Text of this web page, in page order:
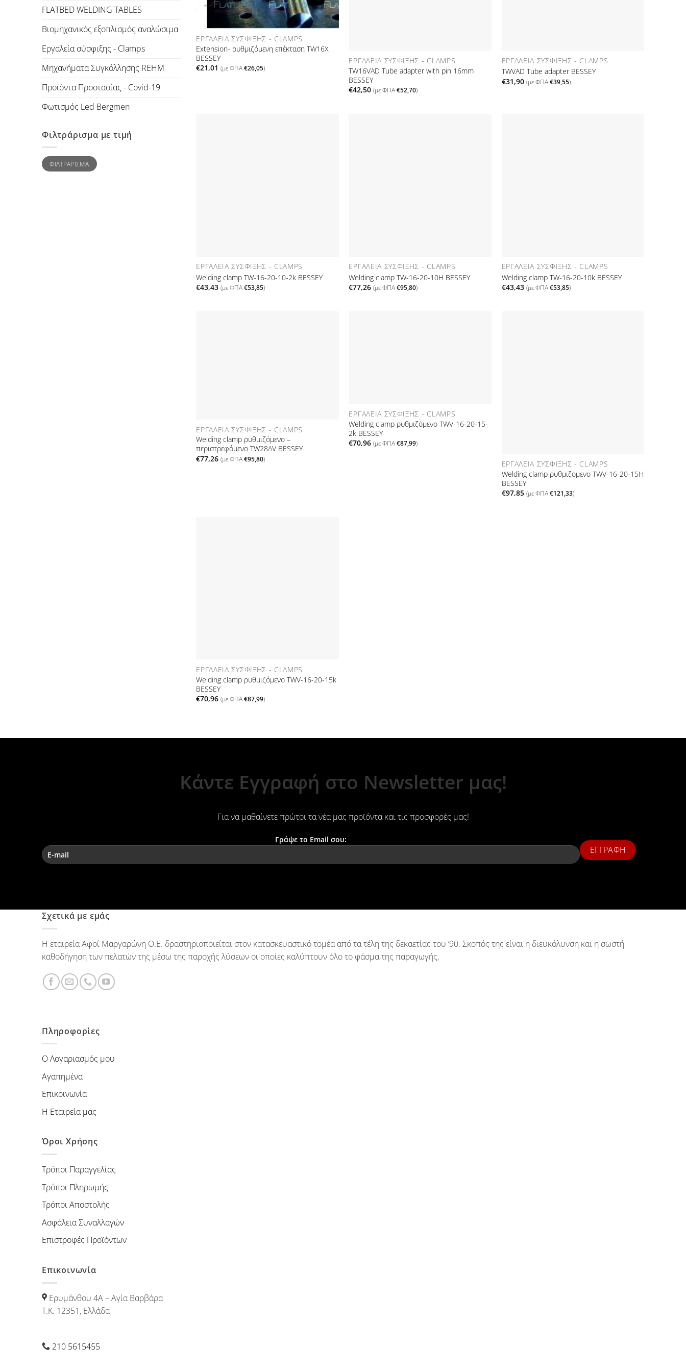
FLATBED WELDING TABLES
Βιομηχανικός εξοπλισμός αναλώσιμα
Εργαλεία σύσφιξης - Clamps
Μηχανήματα Συγκόλλησης REHM
Προϊόντα Προστασίας - Covid-19
Φωτισμός Led Bergmen
Φιλτράρισμα με τιμή
Ελάχιστη
τιμή
Μέγιστη
τιμήΦΙΛΤΡΆΡΙΣΜΑ
ΕΡΓΑΛΕΊΑ ΣΎΣΦΙΞΗΣ - CLAMPS
Extension- ρυθμιζόμενη επέκταση TW16X
BESSEY
€21,01 (με ΦΠΑ€26,05)
ΕΡΓΑΛΕΊΑ ΣΎΣΦΙΞΗΣ - CLAMPS
TW16VAD Tube adapter with pin 16mm
BESSEY
€42,50 (με ΦΠΑ€52,70)
ΕΡΓΑΛΕΊΑ ΣΎΣΦΙΞΗΣ - CLAMPS
TWVAD Tube adapter BESSEY
€31,90 (με ΦΠΑ €39,55)
ΕΡΓΑΛΕΊΑ ΣΎΣΦΙΞΗΣ - CLAMPS
Welding clamp TW-16-20-10-2k BESSEY
€43,43 (με ΦΠΑ€53,85)
ΕΡΓΑΛΕΊΑ ΣΎΣΦΙΞΗΣ - CLAMPS
Welding clamp TW-16-20-10H BESSEY
€77,26 (με ΦΠΑ€95,80)
ΕΡΓΑΛΕΊΑ ΣΎΣΦΙΞΗΣ - CLAMPS
Welding clamp TW-16-20-10k BESSEY
€43,43 (με ΦΠΑ €53,85)
ΕΡΓΑΛΕΊΑ ΣΎΣΦΙΞΗΣ - CLAMPS
Welding clamp ρυθμιζόμενο –
περιστρεφόμενο TW28AV BESSEY
€77,26 (με ΦΠΑ€95,80)
ΕΡΓΑΛΕΊΑ ΣΎΣΦΙΞΗΣ - CLAMPS
Welding clamp ρυθμιζόμενο TWV-16-20-15-
2k BESSEY
€70,96 (με ΦΠΑ€87,99)
ΕΡΓΑΛΕΊΑ ΣΎΣΦΙΞΗΣ - CLAMPS
Welding clamp ρυθμιζόμενο TWV-16-20-15H
BESSEY
€97,85 (με ΦΠΑ €121,33)
ΕΡΓΑΛΕΊΑ ΣΎΣΦΙΞΗΣ - CLAMPS
Welding clamp ρυθμιζόμενο TWV-16-20-15k
BESSEY
€70,96 (με ΦΠΑ€87,99)
Κάντε Εγγραφή στο Newsletter μας!
Για να μαθαίνετε πρώτοι τα νέα μας προϊόντα και τις προσφορές μας!
Γράψε το Email σου:
Σχετικά με εμάς
Η εταιρεία Αφοί Μαργαρώνη Ο.Ε. δραστηριοποιείται στον κατασκευαστικό τομέα από τα τέλη της δεκαετίας του ‘90. Σκοπός της είναι η διευκόλυνση και η σωστή
καθοδήγηση των πελατών της μέσω της παροχής λύσεων οι οποίες καλύπτουν όλο το φάσμα της παραγωγής,
Πληροφορίες
Ο Λογαριασμός μου
Αγαπημένα
Επικοινωνία
Η Εταιρεία μας
Όροι Χρήσης
Τρόποι Παραγγελίας
Τρόποι Πληρωμής
Τρόποι Αποστολής
Ασφάλεια Συναλλαγών
Επιστροφές Προϊόντων
Επικοινωνία
Ερυμάνθου 4Α – Αγία Βαρβάρα
Τ.Κ. 12351, Ελλάδα
210 5615455